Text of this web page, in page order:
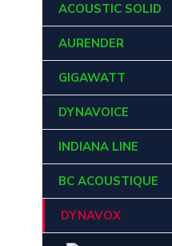
ACOUSTIC SOLID
AURENDER
GIGAWATT
DYNAVOICE
INDIANA LINE
BC ACOUSTIQUE
DYNAVOX